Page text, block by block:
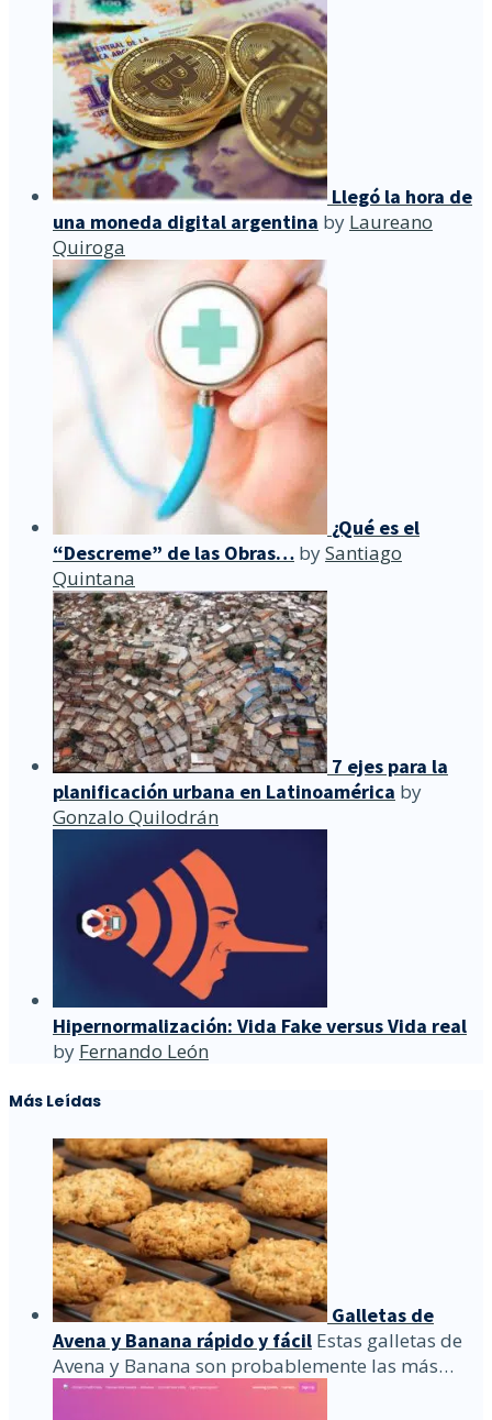
Llegó la hora de
una moneda digital argentina by Laureano
Quiroga
¿Qué es el
“Descreme” de las Obras… bySantiago
Quintana
7 ejes para la
planificación urbana en Latinoamérica by
Gonzalo Quilodrán
Hipernormalización: Vida Fake versus Vida real
by Fernando León
Más Leídas
Galletas de
Avena y Banana rápido y fácil Estas galletas de
Avena y Banana son probablemente las más…